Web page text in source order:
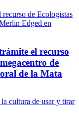
el recurso
de
de la Mata